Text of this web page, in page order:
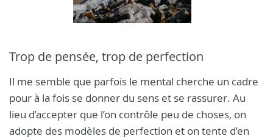
Trop de pensée, trop de perfection
Il me semble que parfois le mental cherche un cadre
pour à la fois se donner du sens et se rassurer. Au
lieu d’accepter que l’on contrôle peu de choses, on
adopte des modèles de perfection et on tente d’en